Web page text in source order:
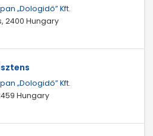
„Dologidő” Kft.
2400 Hungary
„Dologidő” Kft.
Hungary